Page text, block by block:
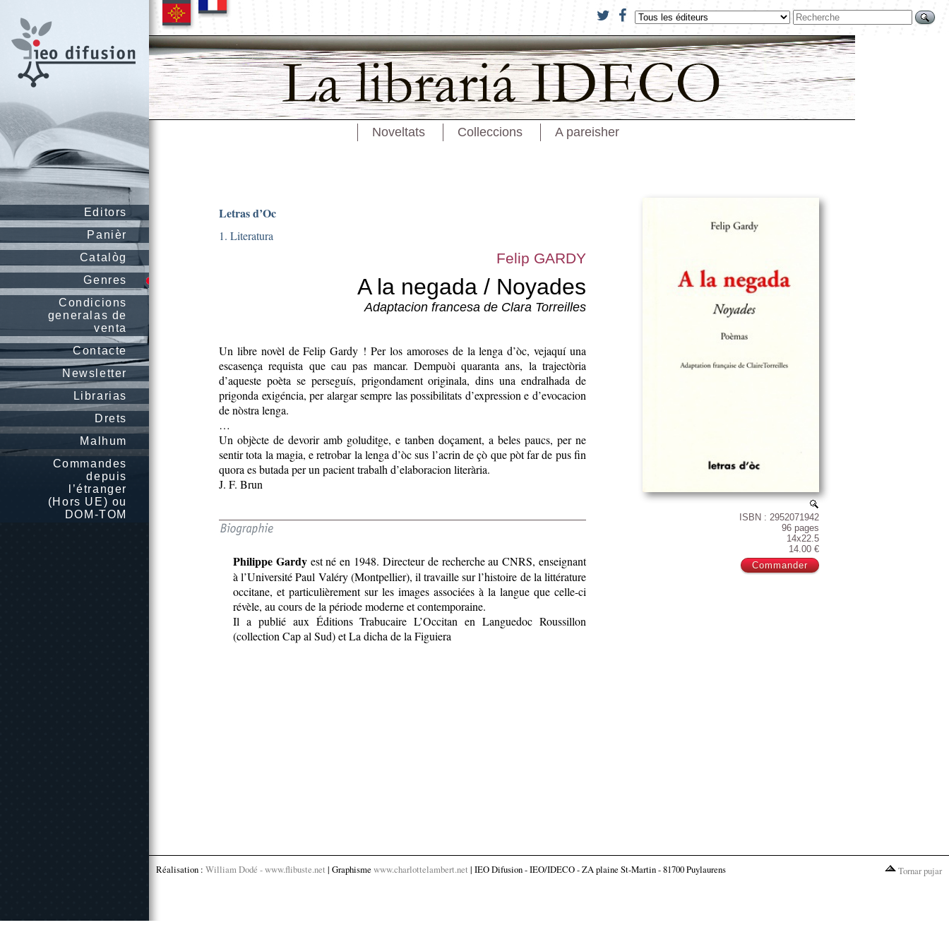
Editors
Panièr
Catalòg
Genres
Condicions
generalas de
venta
Contacte
Newsletter
Librarias
Drets
Malhum
Commandes
depuis
l’étranger
(Hors UE) ou
DOM-TOM
Noveltats Colleccions A pareisher
ISBN : 2952071942
96 pages
14x22.5
14.00 €
Letras d’Oc
1. Literatura
Felip GARDY
A la negada / Noyades
Adaptacion francesa de Clara Torreilles
Un libre novèl de Felip Gardy ! Per los amoroses de la lenga d’òc, vejaquí una
escasença requista que cau pas mancar. Dempuòi quaranta ans, la trajectòria
d’aqueste poèta se perseguís, prigondament originala, dins una endralhada de
prigonda exigéncia, per alargar sempre las possibilitats d’expression e d’evocacion
de nòstra lenga.
…
Un objècte de devorir amb goluditge, e tanben doçament, a beles paucs, per ne
sentir tota la magia, e retrobar la lenga d’òc sus l’acrin de çò que pòt far de pus fin
quora es butada per un pacient trabalh d’elaboracion literària.
J. F. Brun
Philippe Gardyest né en 1948. Directeur de recherche au CNRS, enseignant
à l’Université Paul Valéry (Montpellier), il travaille sur l’histoire de la littérature
occitane, et particulièrement sur les images associées à la langue que celle-ci
révèle, au cours de la période moderne et contemporaine.
Il a publié aux Éditions Trabucaire L’Occitan en Languedoc Roussillon
(collection Cap al Sud) et La dicha de la Figuiera
Réalisation : William Dodé - www.flibuste.net | Graphisme www.charlottelambert.net | IEO Difusion - IEO/IDECO - ZA plaine St-Martin - 81700 Puylaurens Tornar pujar